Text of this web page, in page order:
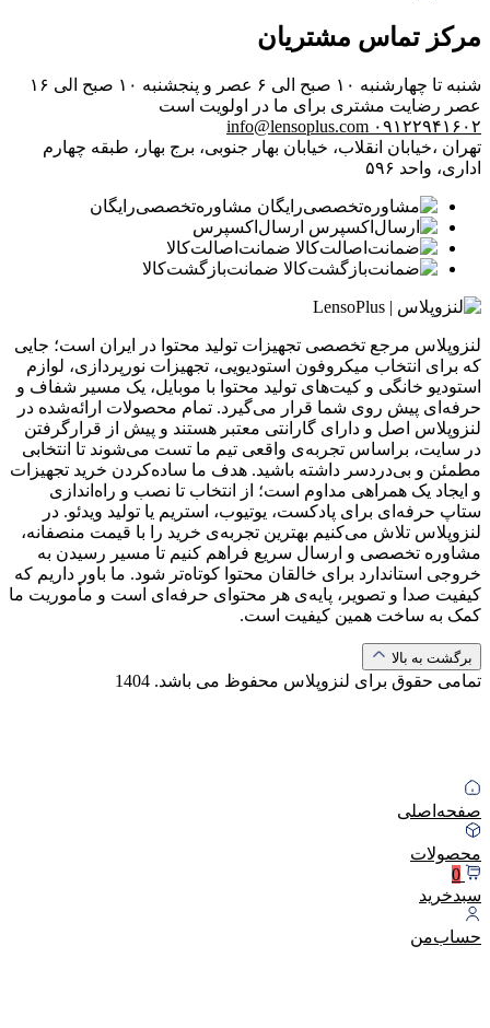
مرکز تماس مشتریان
شنبه تا چهارشنبه ۱۰ صبح الی ۶ عصر و پنجشنبه ۱۰ صبح الی ۱۶
عصر رضایت مشتری برای ما در اولویت است
۰۹۱۲۲۹۴۱۶۰۲ info@lensoplus.com
تهران ،خیابان انقلاب، خیابان بهار جنوبی، برج بهار، طبقه چهارم
اداری، واحد ۵۹۶
مشاوره‌تخصصی‌رایگان
ارسال‌اکسپرس
ضمانت‌اصالت‌کالا
ضمانت‌بازگشت‌کالا
لنزوپلاس مرجع تخصصی تجهیزات تولید محتوا در ایران است؛ جایی
که برای انتخاب میکروفون استودیویی، تجهیزات نورپردازی، لوازم
استودیو خانگی و کیت‌های تولید محتوا با موبایل، یک مسیر شفاف و
حرفه‌ای پیش روی شما قرار می‌گیرد. تمام محصولات ارائه‌شده در
لنزوپلاس اصل و دارای گارانتی معتبر هستند و پیش از قرارگرفتن
در سایت، براساس تجربه‌ی واقعی تیم ما تست می‌شوند تا انتخابی
مطمئن و بی‌دردسر داشته باشید. هدف ما ساده‌کردن خرید تجهیزات
و ایجاد یک همراهی مداوم است؛ از انتخاب تا نصب و راه‌اندازی
ستاپ حرفه‌ای برای پادکست، یوتیوب، استریم یا تولید ویدئو. در
لنزوپلاس تلاش می‌کنیم بهترین تجربه‌ی خرید را با قیمت منصفانه،
مشاوره تخصصی و ارسال سریع فراهم کنیم تا مسیر رسیدن به
خروجی استاندارد برای خالقان محتوا کوتاه‌تر شود. ما باور داریم که
کیفیت صدا و تصویر، پایه‌ی هر محتوای حرفه‌ای است و مأموریت ما
کمک به ساخت همین کیفیت است.
برگشت به بالا
تمامی حقوق برای لنزوپلاس محفوظ می باشد. 1404
صفحه‌اصلی
محصولات
0
سبد‌خرید
حساب‌من